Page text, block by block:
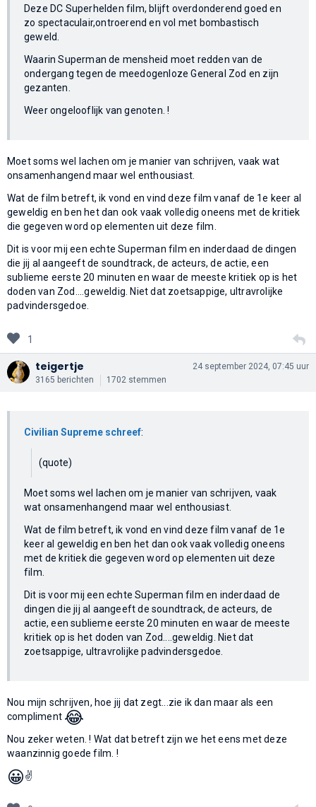
Deze DC Superhelden film, blijft overdonderend goed en
zo spectaculair,ontroerend en vol met bombastisch
geweld.
Waarin Superman de mensheid moet redden van de
ondergang tegen de meedogenloze General Zod en zijn
gezanten.
Weer ongelooflijk van genoten. !
Moet soms wel lachen om je manier van schrijven, vaak wat
onsamenhangend maar wel enthousiast.
Wat de film betreft, ik vond en vind deze film vanaf de 1e keer al
geweldig en ben het dan ook vaak volledig oneens met de kritiek
die gegeven word op elementen uit deze film.
Dit is voor mij een echte Superman film en inderdaad de dingen
die jij al aangeeft de soundtrack, de acteurs, de actie, een
sublieme eerste 20 minuten en waar de meeste kritiek op is het
doden van Zod....geweldig. Niet dat zoetsappige, ultravrolijke
padvindersgedoe.
1
teigertje
3165 berichten 1702 stemmen
24 september 2024, 07:45 uur
Civilian Supreme schreef:
(quote)
Moet soms wel lachen om je manier van schrijven, vaak
wat onsamenhangend maar wel enthousiast.
Wat de film betreft, ik vond en vind deze film vanaf de 1e
keer al geweldig en ben het dan ook vaak volledig oneens
met de kritiek die gegeven word op elementen uit deze
film.
Dit is voor mij een echte Superman film en inderdaad de
dingen die jij al aangeeft de soundtrack, de acteurs, de
actie, een sublieme eerste 20 minuten en waar de meeste
kritiek op is het doden van Zod....geweldig. Niet dat
zoetsappige, ultravrolijke padvindersgedoe.
Nou mijn schrijven, hoe jij dat zegt...zie ik dan maar als een
compliment 😂
Nou zeker weten. ! Wat dat betreft zijn we het eens met deze
waanzinnig goede film. !
😀✌️